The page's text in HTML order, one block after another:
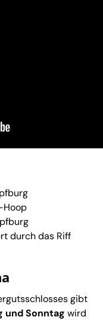
Hoop
durch das Riff
gibt
und Sonntag wird